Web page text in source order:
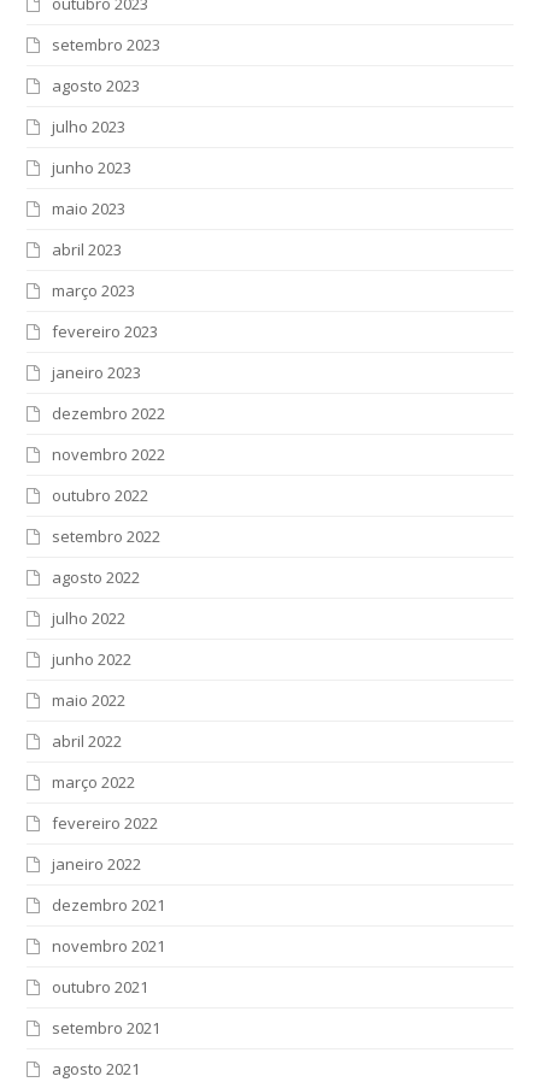
setembro 2023
agosto 2023
julho 2023
junho 2023
maio 2023
abril 2023
março 2023
fevereiro 2023
janeiro 2023
dezembro 2022
novembro 2022
outubro 2022
setembro 2022
agosto 2022
julho 2022
junho 2022
maio 2022
abril 2022
março 2022
fevereiro 2022
janeiro 2022
dezembro 2021
novembro 2021
outubro 2021
setembro 2021
agosto 2021